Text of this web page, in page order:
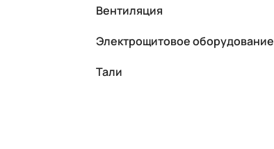
Вентиляция
Электрощитовое оборудование
Тали